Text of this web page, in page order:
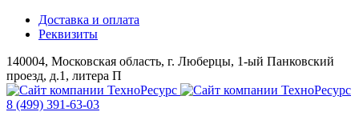
Доставка и оплата
Реквизиты
140004, Московская область, г. Люберцы, 1-ый Панковский
проезд, д.1, литера П
8 (499) 391-63-03